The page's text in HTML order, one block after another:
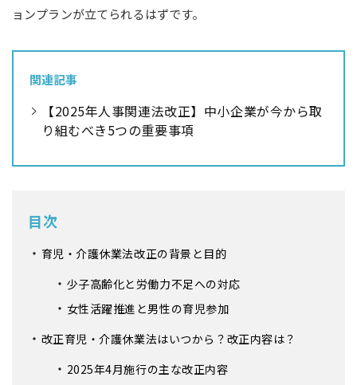
ョンプランが立てられるはずです。
関連記事
【2025年人事関連法改正】中小企業が今から取
り組むべき5つの重要事項
目次
育児・介護休業法改正の背景と目的
少子高齢化と労働力不足への対応
女性活躍推進と男性の育児参加
改正育児・介護休業法はいつから？改正内容は？
2025年4月施行の主な改正内容